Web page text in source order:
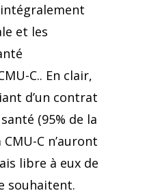
et les
C.. En clair,
d’un contrat
(95% de la
C n’auront
libre à eux de
souhaitent.